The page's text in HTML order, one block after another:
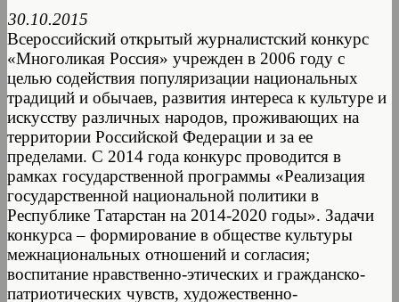
30.10.2015
Всероссийский открытый журналистский конкурс
«Многоликая Россия» учрежден в 2006 году с
целью содействия популяризации национальных
традиций и обычаев, развития интереса к культуре и
искусству различных народов, проживающих на
территории Российской Федерации и за ее
пределами. С 2014 года конкурс проводится в
рамках государственной программы «Реализация
государственной национальной политики в
Республике Татарстан на 2014-2020 годы». Задачи
конкурса – формирование в обществе культуры
межнациональных отношений и согласия;
воспитание нравственно-этических и гражданско-
патриотических чувств, художественно-